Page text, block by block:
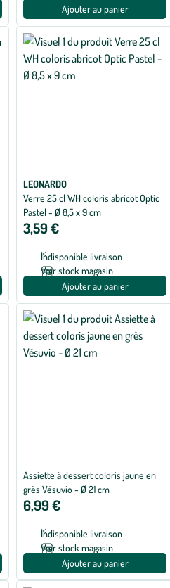
Ajouter au panier
LEONARDO
Verre 25 cl WH coloris abricot Optic
Pastel - Ø 8,5 x 9 cm
3,59 €
Indisponible livraison
Voir stock magasin
Ajouter au panier
Assiette à dessert coloris jaune en
grès Vésuvio - Ø 21 cm
6,99 €
Indisponible livraison
Voir stock magasin
Ajouter au panier